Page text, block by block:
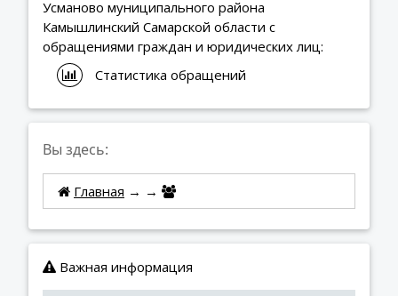
Усманово муниципального района
Камышлинский Самарской области с
обращениями граждан и юридических лиц:
Статистика обращений
Вы здесь:
Главная → →
Важная информация